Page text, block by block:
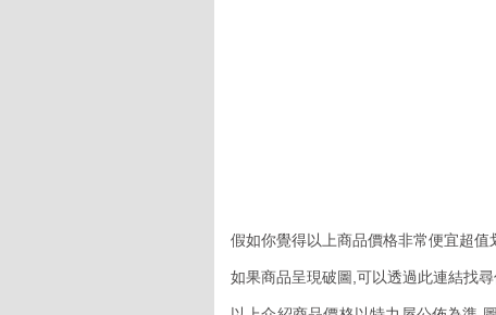
假如你覺得以上商品價格非常便宜超
如果商品呈現破圖,可以透過此連結找